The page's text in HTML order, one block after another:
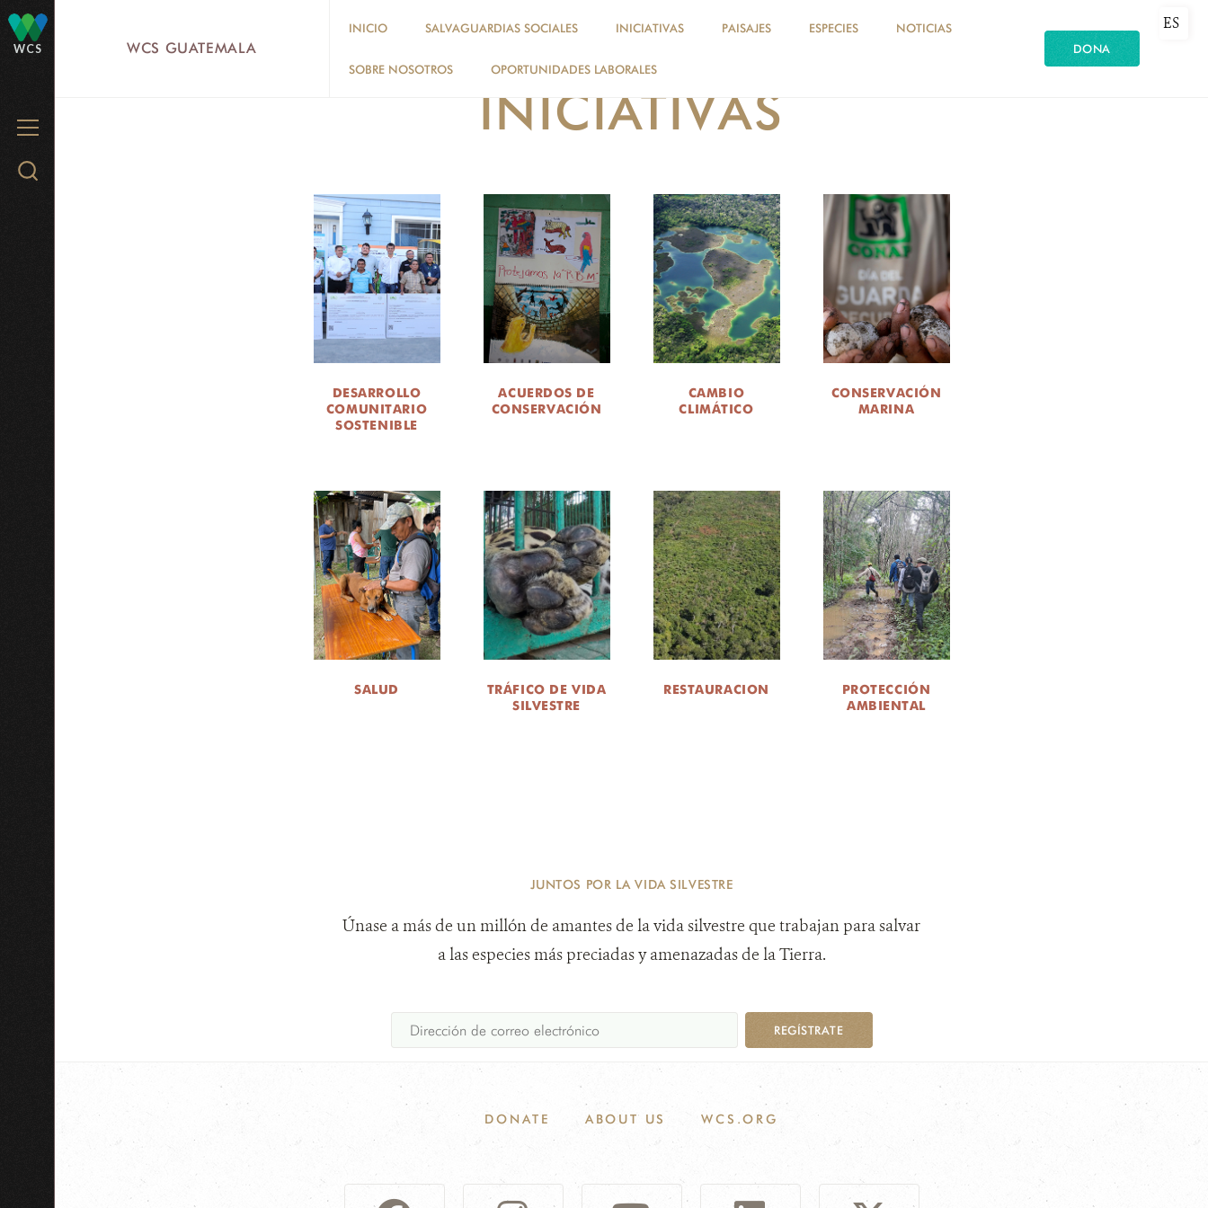
WCS
MENU
Search
WCS GUATEMALA
INICIO SALVAGUARDIAS SOCIALES INICIATIVAS PAISAJES ESPECIES NOTICIAS
SOBRE NOSOTROS OPORTUNIDADES LABORALES
DONA
ES
INICIATIVAS
DESARROLLO
COMUNITARIO
SOSTENIBLE
ACUERDOS DE
CONSERVACIÓN
CAMBIO
CLIMÁTICO
CONSERVACIÓN
MARINA
SALUD
TRÁFICO DE VIDA
SILVESTRE
RESTAURACION
PROTECCIÓN
AMBIENTAL
JUNTOS POR LA VIDA SILVESTRE
Únase a más de un millón de amantes de la vida silvestre que trabajan para salvar
a las especies más preciadas y amenazadas de la Tierra.
REGÍSTRATE
DONATE ABOUT US WCS.ORG